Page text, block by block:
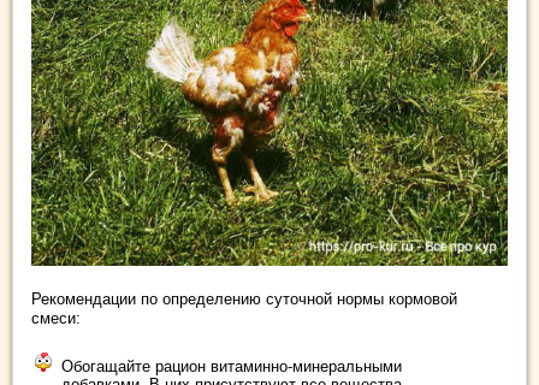
Рекомендации по определению суточной нормы кормовой
смеси:
Обогащайте рацион витаминно-минеральными